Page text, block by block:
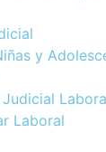
y
Laboral